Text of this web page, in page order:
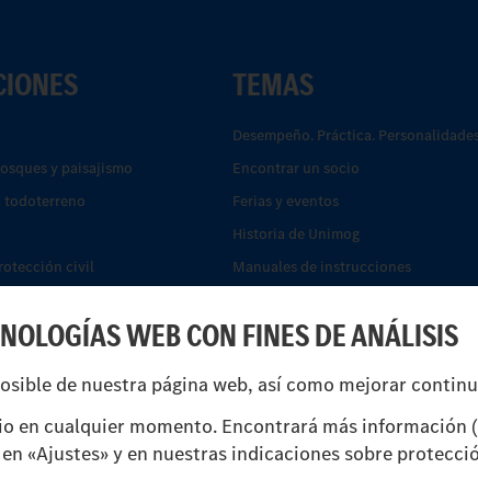
WEB CON FINES DE ANÁLISIS
de nuestra página web, así como mejorar
en cualquier momento. Encontrará más información
«Ajustes» y en nuestras indicaciones sobre
y paisajismo
todoterreno
civil
TEMAS
Desempeño. Práctica.
Encontrar un socio
Ferias y eventos
Historia de Unimog
Manuales de instrucciones
Sistemas de asistencia de seguridad